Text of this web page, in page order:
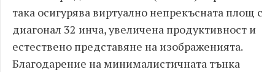
така осигурява виртуално непрекъсната площ с
диагонал 32 инча, увеличена продуктивност и
естествено представяне на изображенията.
Благодарение на минималистичната тънка